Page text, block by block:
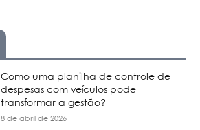
Como uma planilha de controle de
despesas com veículos pode
transformar a gestão?
8 de abril de 2026